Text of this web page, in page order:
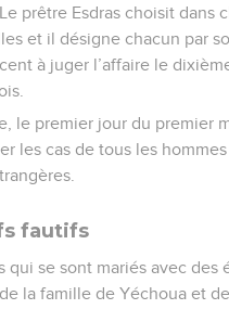
prêtre Esdras choisit dans
et il désigne chacun par
à juger l’affaire le
le premier jour du premier
les cas de tous les
fautifs
qui se sont mariés avec des
la famille de Yéchoua et de